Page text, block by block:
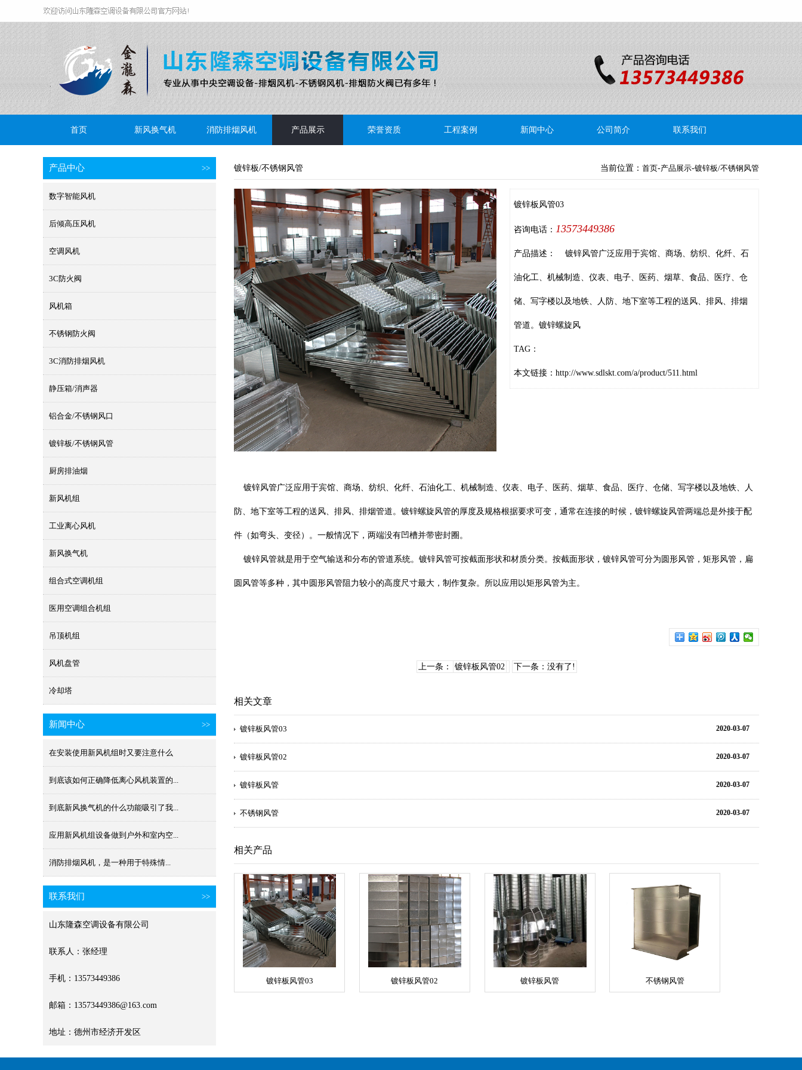
首页 新风换气机 消防排烟风机 产品展示 荣誉资质 工程案例 新闻中心 公司简介 联系我们
产品中心 >>
数字智能风机
后倾高压风机
空调风机
3C防火阀
风机箱
不锈钢防火阀
3C消防排烟风机
静压箱/消声器
铝合金/不锈钢风口
镀锌板/不锈钢风管
厨房排油烟
新风机组
工业离心风机
新风换气机
组合式空调机组
医用空调组合机组
吊顶机组
风机盘管
冷却塔
新闻中心 >>
在安装使用新风机组时又要注意什么
到底该如何正确降低离心风机装置的...
到底新风换气机的什么功能吸引了我...
应用新风机组设备做到户外和室内空...
消防排烟风机​，是一种用于特殊情...
联系我们 >>
山东隆森空调设备有限公司
联系人：张经理
手机：13573449386
邮箱：13573449386@163.com
地址：德州市经济开发区
当前位置： 首页-产品展示-镀锌板/不锈钢风管
镀锌板/不锈钢风管
镀锌板风管03
咨询电话： 13573449386
产品描述： 镀锌风管广泛应用于宾馆、商场、纺织、化纤、石
油化工、机械制造、仪表、电子、医药、烟草、食品、医疗、仓
储、写字楼以及地铁、人防、地下室等工程的送风、排风、排烟
管道。镀锌螺旋风
TAG：
本文链接： http://www.sdlskt.com/a/product/511.html
镀锌风管广泛应用于宾馆、商场、纺织、化纤、石油化工、机械制造、仪表、电子、医药、烟草、食品、医疗、仓储、写字楼以及地铁、人
防、地下室等工程的送风、排风、排烟管道。镀锌螺旋风管的厚度及规格根据要求可变，通常在连接的时候，镀锌螺旋风管两端总是外接于配
件（如弯头、变径）。一般情况下，两端没有凹槽并带密封圈。
镀锌风管就是用于空气输送和分布的管道系统。镀锌风管可按截面形状和材质分类。按截面形状，镀锌风管可分为圆形风管，矩形风管，扁
圆风管等多种，其中圆形风管阻力较小的高度尺寸最大，制作复杂。所以应用以矩形风管为主。
上一条： 镀锌板风管02 下一条：没有了!
相关文章
2020-03-07
镀锌板风管03
2020-03-07
镀锌板风管02
2020-03-07
镀锌板风管
2020-03-07
不锈钢风管
相关产品
镀锌板风管03 镀锌板风管02 镀锌板风管 不锈钢风管